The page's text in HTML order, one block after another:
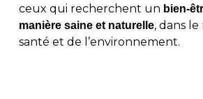
ceux qui recherchent un bien-
manière saine et naturelle, dans
santé et de l’environnement.